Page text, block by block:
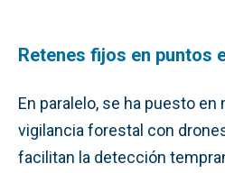
Retenes fijos en puntos
En paralelo, se ha puesto
vigilancia forestal con
facilitan la detección